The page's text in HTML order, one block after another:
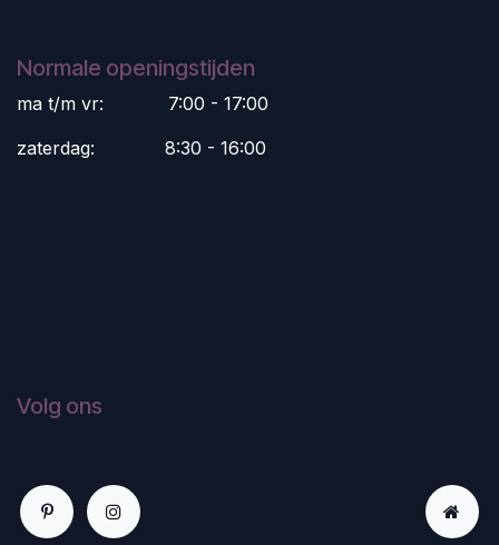
Normale openingstijden
ma t/m vr:
​7:00 - 17:00
zaterdag:
​8:30 - 16:00
Volg ons